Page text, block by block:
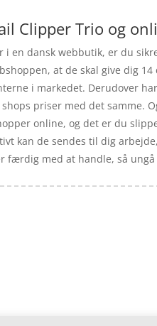
Clipper Trio og
i en dansk webbutik, er du
at de skal give dig
i markedet. Derudover
priser med det samme.
online, og det er du
kan de sendes til dig
færdig med at handle, så